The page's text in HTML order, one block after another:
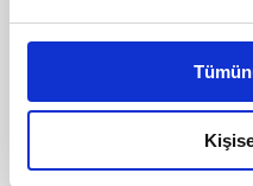
Bu çerezlere izin vermeniz
daha iyi reklam deneyimi
amacımızın size daha iyi
olduğunu ve sizlere en iyi
elimizden gelen çabayı